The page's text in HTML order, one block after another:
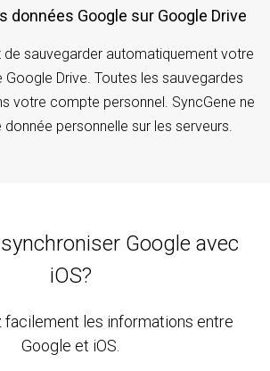
données Google sur Google Drive
de sauvegarder automatiquement votre
Google Drive. Toutes les sauvegardes
votre compte personnel. SyncGene ne
personnelle sur les serveurs.
Google avec
iOS?
facilement les informations entre
Google et iOS.